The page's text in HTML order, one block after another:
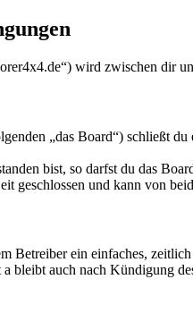
wird zwischen dir
„das Board“) schließt
bist, so darfst du das
geschlossen und kann von
Betreiber ein einfaches,
bleibt auch nach Kündigung